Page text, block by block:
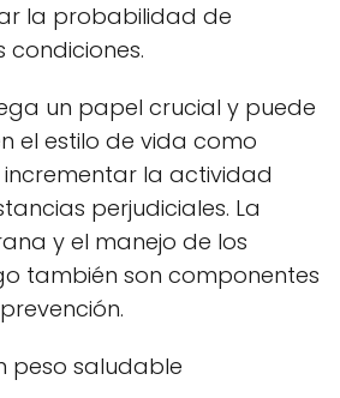
la probabilidad de
un papel crucial y puede
el estilo de vida como
la actividad
perjudiciales. La
y el manejo de los
también son componentes
peso saludable